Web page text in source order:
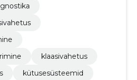
klaasivahetus
kütusesüsteemid